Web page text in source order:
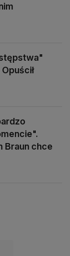
Braun chce